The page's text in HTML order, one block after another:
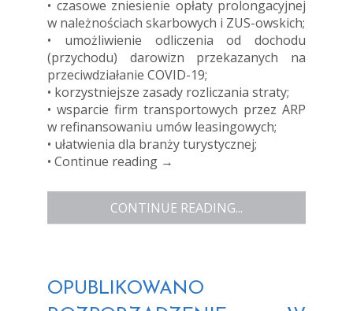
• czasowe zniesienie opłaty prolongacyjnej
w należnościach skarbowych i ZUS-owskich;
• umożliwienie odliczenia od dochodu
(przychodu) darowizn przekazanych na
przeciwdziałanie COVID-19;
• korzystniejsze zasady rozliczania straty;
• wsparcie firm transportowych przez ARP
w refinansowaniu umów leasingowych;
• ułatwienia dla branży turystycznej;
• Continue reading →
CONTINUE READING...
OPUBLIKOWANO